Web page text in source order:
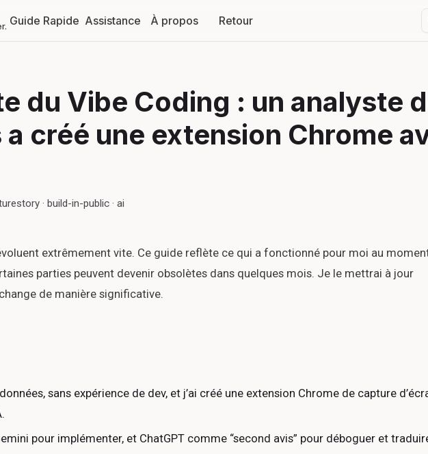
Guide Rapide Assistance À propos Retour
du Vibe Coding : un analyste
créé une extension Chrome
story · build-in-public · ai
extrêmement vite. Ce guide reflète ce qui a fonctionné pour moi au
parties peuvent devenir obsolètes dans quelques mois. Je le mettrai à jour
de manière significative.
sans expérience de dev, et j’ai créé une extension Chrome de capture
pour implémenter, et ChatGPT comme “second avis” pour déboguer et